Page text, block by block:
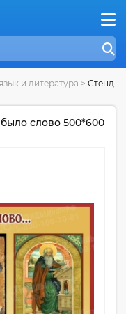
и литература > Стенд
слово 500*600